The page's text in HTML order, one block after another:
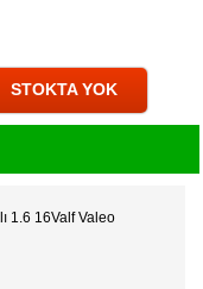
STOKTA YOK